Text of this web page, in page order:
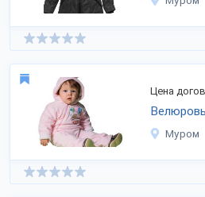
Цена
Муром